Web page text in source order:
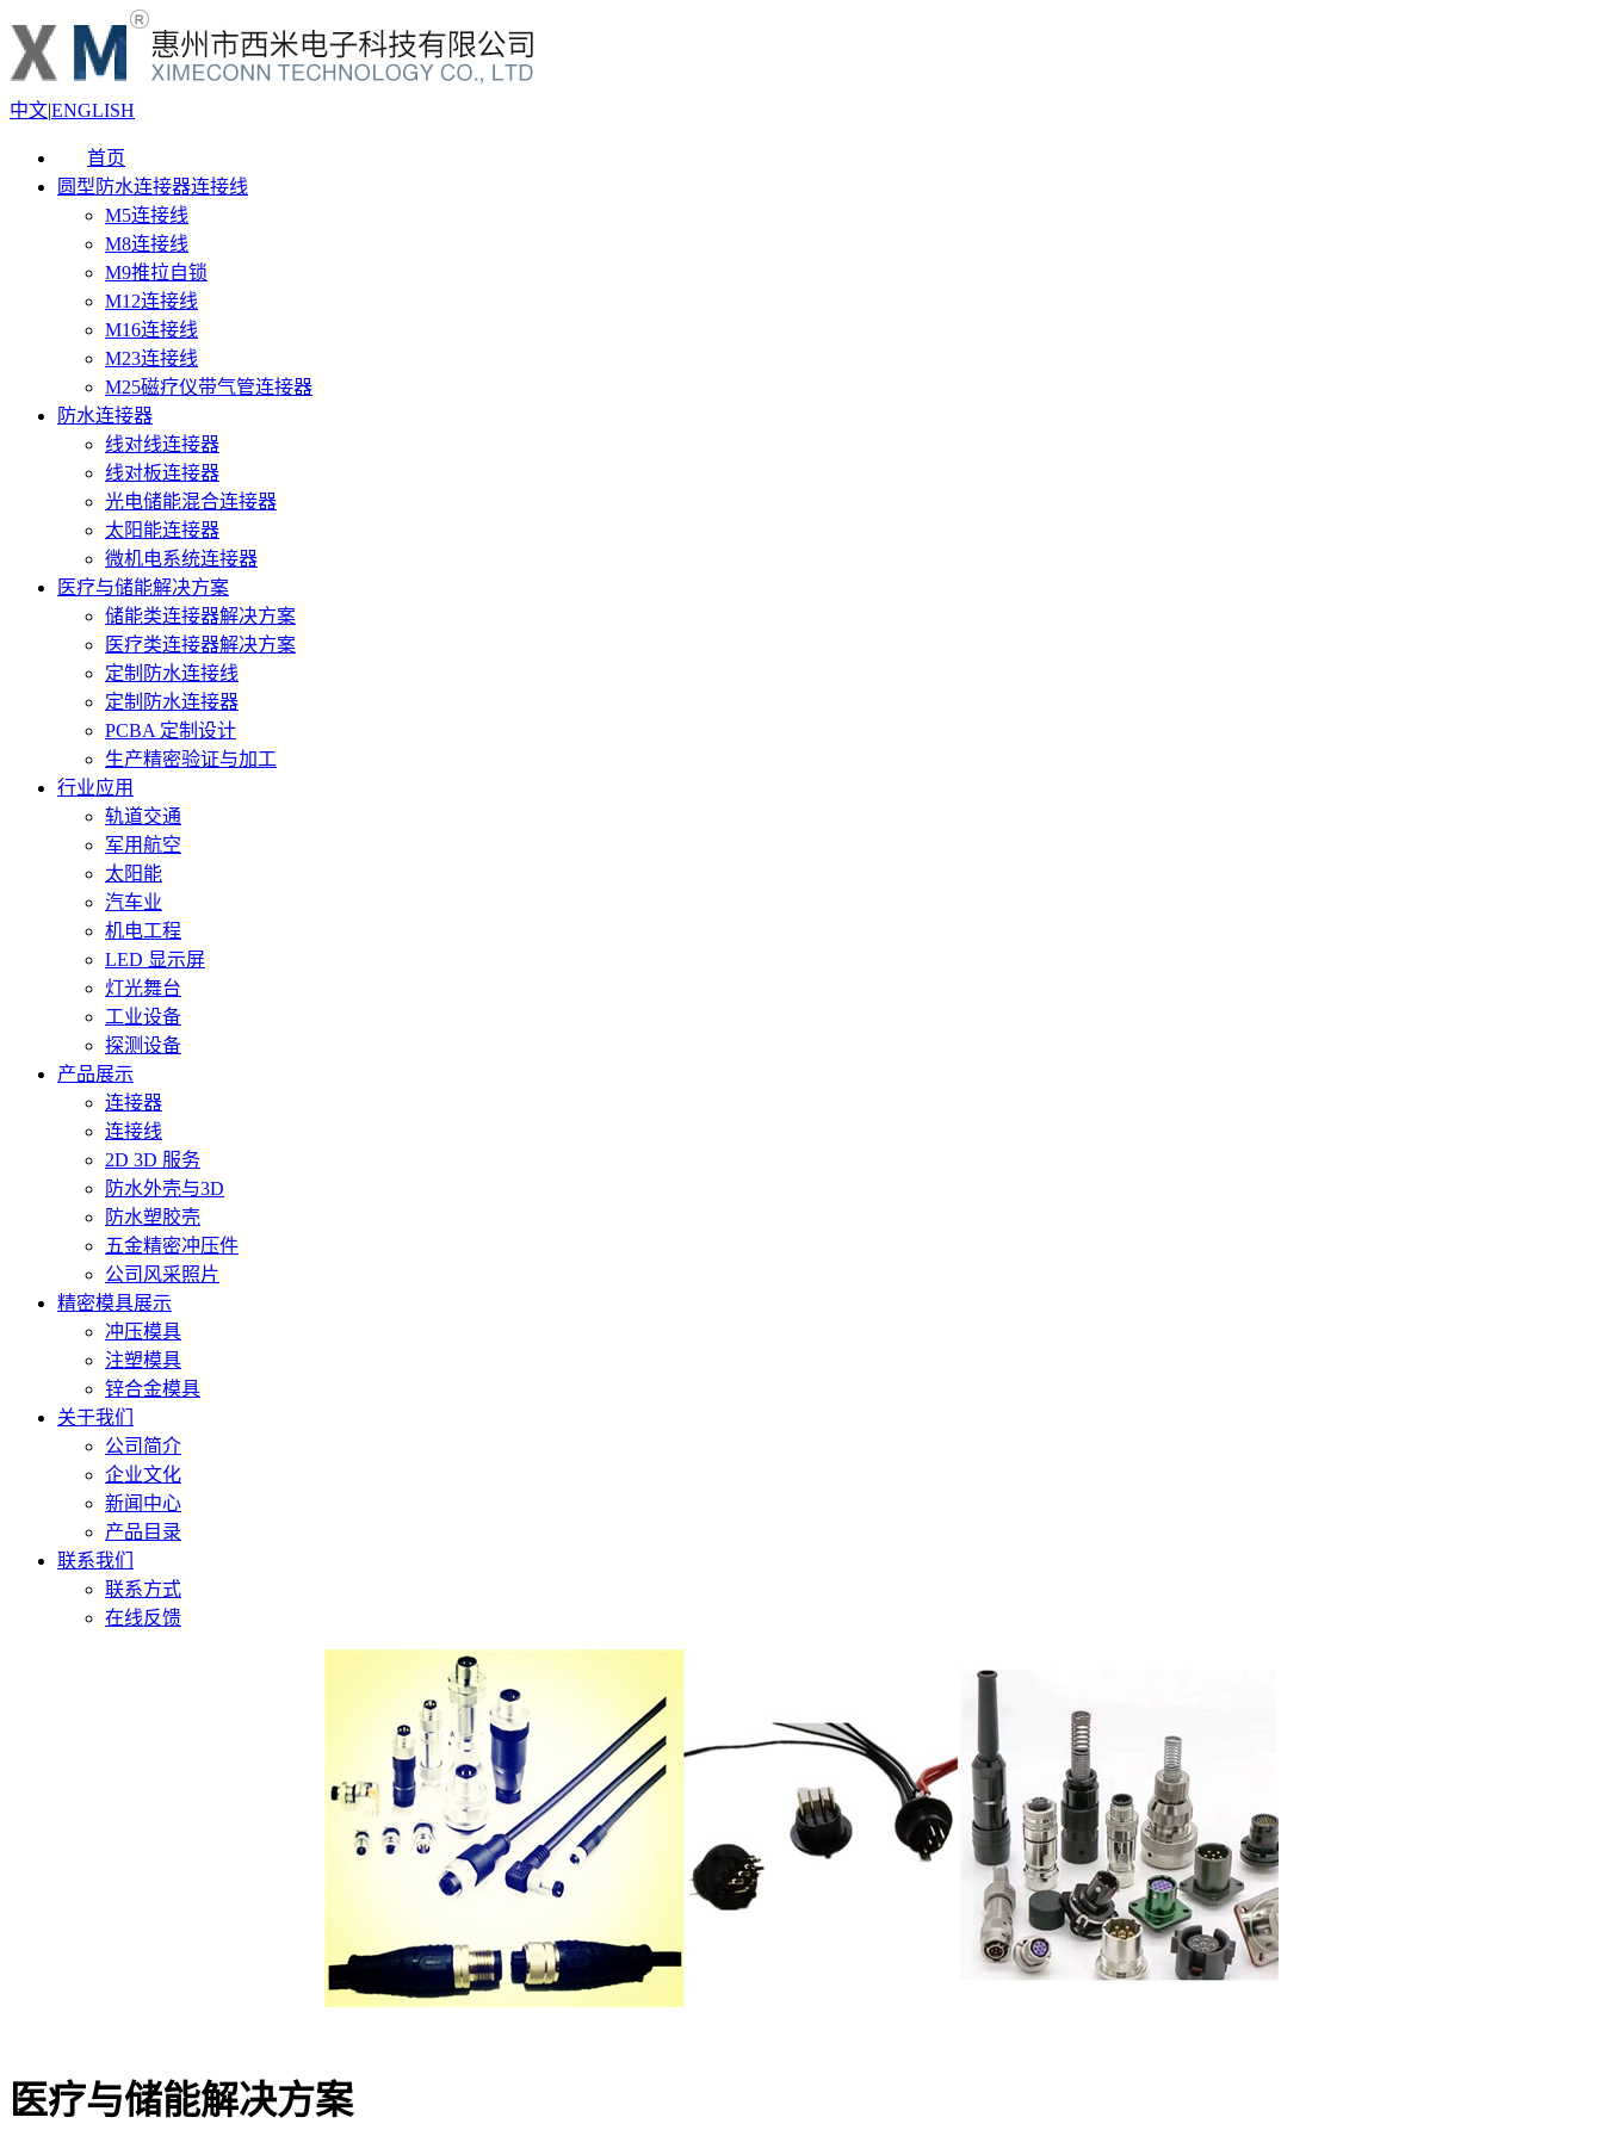
中文|ENGLISH
首页
圆型防水连接器连接线
M5连接线
M8连接线
M9推拉自锁
M12连接线
M16连接线
M23连接线
M25磁疗仪带气管连接器
防水连接器
线对线连接器
线对板连接器
光电储能混合连接器
太阳能连接器
微机电系统连接器
医疗与储能解决方案
储能类连接器解决方案
医疗类连接器解决方案
定制防水连接线
定制防水连接器
PCBA 定制设计
生产精密验证与加工
行业应用
轨道交通
军用航空
太阳能
汽车业
机电工程
LED 显示屏
灯光舞台
工业设备
探测设备
产品展示
连接器
连接线
2D 3D 服务
防水外壳与3D
防水塑胶壳
五金精密冲压件
公司风采照片
精密模具展示
冲压模具
注塑模具
锌合金模具
关于我们
公司简介
企业文化
新闻中心
产品目录
联系我们
联系方式
在线反馈
医疗与储能解决方案